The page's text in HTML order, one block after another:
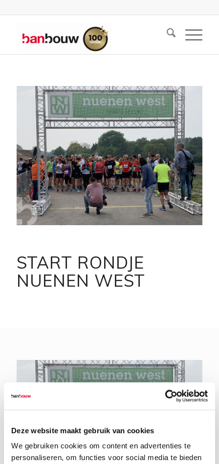
Deze website maakt gebruik van cookies
We gebruiken cookies om content en advertenties te
personaliseren, om functies voor social media te bieden
START RONDJE
NUENEN WEST